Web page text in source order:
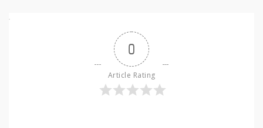
0
Article Rating